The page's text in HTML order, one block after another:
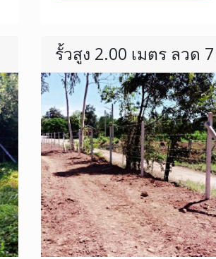
รั้วสูง 2.00 เมตร ลวด